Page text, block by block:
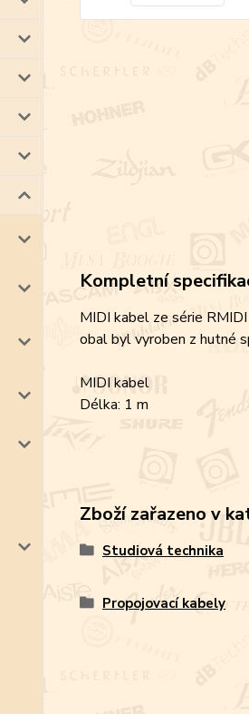
Kompletní
MIDI kabel ze série
obal byl vyroben z hutné
MIDI kabel
Délka: 1 m
Zboží zařazeno v
Studiová technika
Propojovací kabely